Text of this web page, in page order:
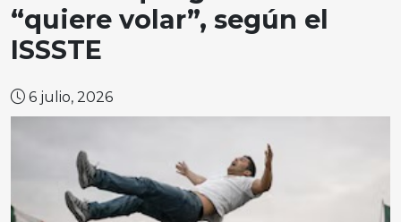
“quiere volar”, según el
ISSSTE
6 julio, 2026